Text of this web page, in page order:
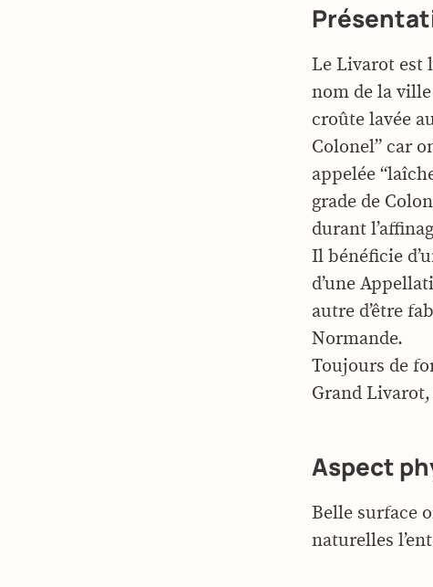
Le Livarot est
nom de la ville
croûte lavée
Colonel” car
appelée
grade de
durant
Il bénéficie
d’une
autre d’être
Normande.
Toujours de
Grand
Aspect
Belle surface
naturelles